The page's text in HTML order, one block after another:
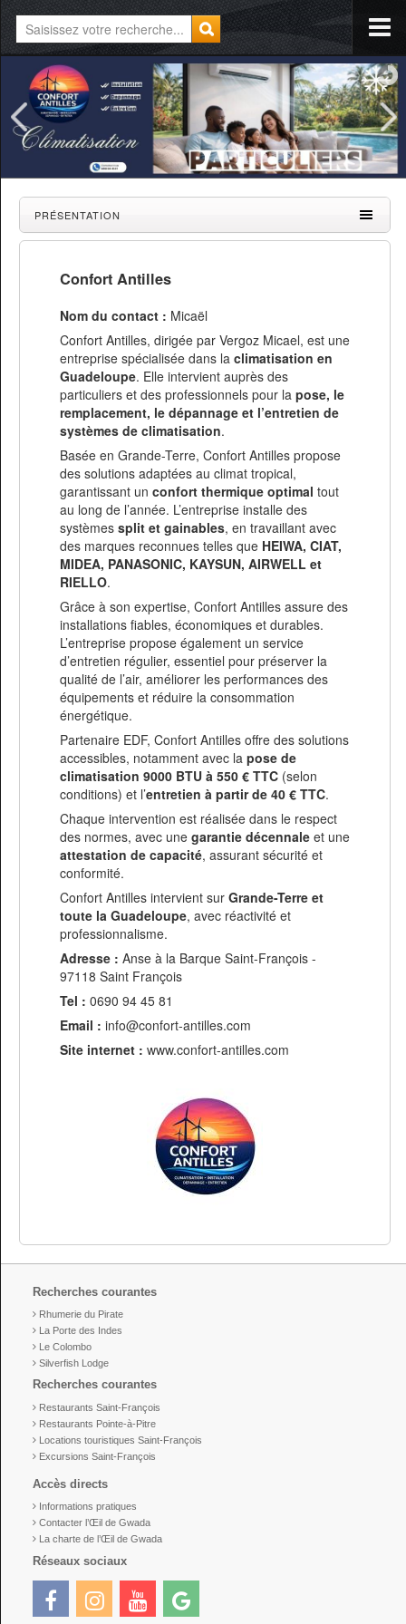
PRÉSENTATION
Confort Antilles
Nom du contact : Micaël
Confort Antilles, dirigée par Vergoz Micael, est une
entreprise spécialisée dans la climatisation en
Guadeloupe. Elle intervient auprès des
particuliers et des professionnels pour la pose, le
remplacement, le dépannage et l’entretien de
systèmes de climatisation.
Basée en Grande-Terre, Confort Antilles propose
des solutions adaptées au climat tropical,
garantissant un confort thermique optimal tout
au long de l’année. L’entreprise installe des
systèmes split et gainables, en travaillant avec
des marques reconnues telles que HEIWA, CIAT,
MIDEA, PANASONIC, KAYSUN, AIRWELL et
RIELLO.
Grâce à son expertise, Confort Antilles assure des
installations fiables, économiques et durables.
L’entreprise propose également un service
d’entretien régulier, essentiel pour préserver la
qualité de l’air, améliorer les performances des
équipements et réduire la consommation
énergétique.
Partenaire EDF, Confort Antilles offre des solutions
accessibles, notamment avec la pose de
climatisation 9000 BTU à 550 € TTC (selon
conditions) et l’entretien à partir de 40 € TTC.
Chaque intervention est réalisée dans le respect
des normes, avec une garantie décennale et une
attestation de capacité, assurant sécurité et
conformité.
Confort Antilles intervient sur Grande-Terre et
toute la Guadeloupe, avec réactivité et
professionnalisme.
Adresse : Anse à la Barque Saint-François -
97118 Saint François
Tel : 0690 94 45 81
Email : info@confort-antilles.com
Site internet : www.confort-antilles.com
Recherches courantes
Rhumerie du Pirate
La Porte des Indes
Le Colombo
Silverfish Lodge
Recherches courantes
Restaurants Saint-François
Restaurants Pointe-à-Pitre
Locations touristiques Saint-François
Excursions Saint-François
Accès directs
Informations pratiques
Contacter l’Œil de Gwada
La charte de l’Œil de Gwada
Réseaux sociaux